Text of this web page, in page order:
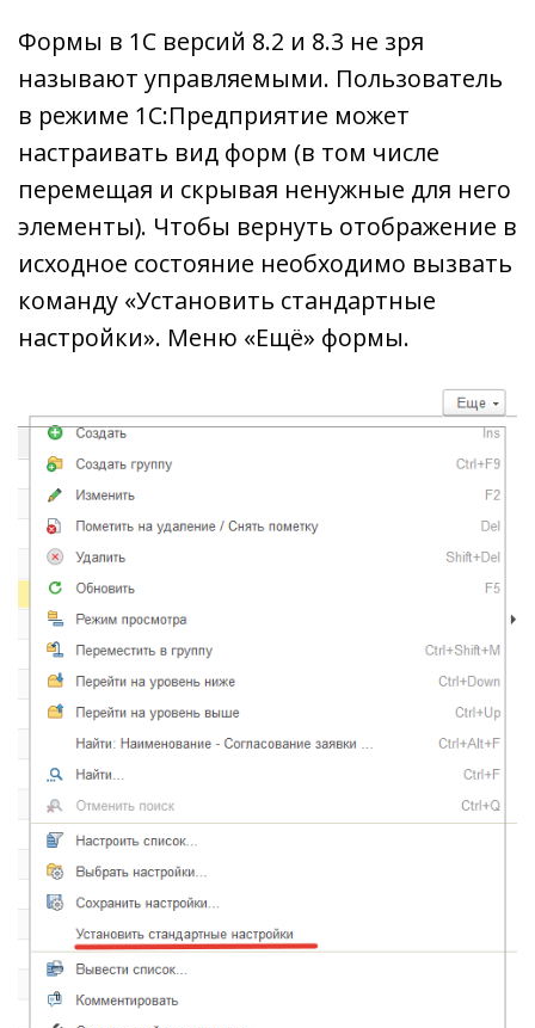
Формы в 1С версий 8.2 и 8.3 не зря
называют управляемыми. Пользователь
в режиме 1С:Предприятие может
настраивать вид форм (в том числе
перемещая и скрывая ненужные для него
элементы). Чтобы вернуть отображение в
исходное состояние необходимо вызвать
команду «Установить стандартные
настройки». Меню «Ещё» формы.